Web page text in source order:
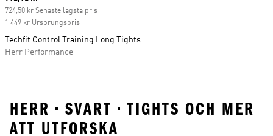
724,50 kr Senaste lägsta pris
1 449 kr Ursprungspris
Techfit Control Training Long Tights
Herr Performance
HERR • SVART • TIGHTS OCH MER
ATT UTFORSKA